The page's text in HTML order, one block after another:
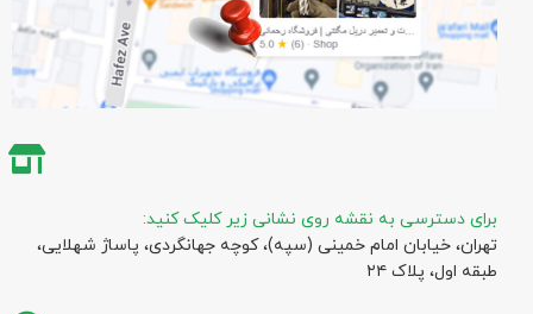
برای دسترسی به نقشه روی نشانی زیر کلیک کنید:
تهران، خیابان امام خمینی (سپه)، کوچه جهانگردی،‌ پاساژ شهلایی،
طبقه اول، پلاک ۲۴